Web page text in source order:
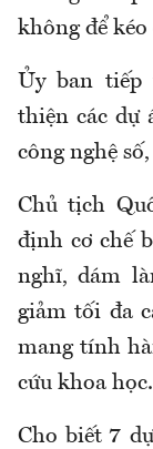
không để kéo
Ủy ban tiếp
thiện các dự
công nghệ
Chủ tịch
định cơ chế
nghĩ, dám
giảm tối đa
mang tính
cứu khoa học.
Cho biết 7